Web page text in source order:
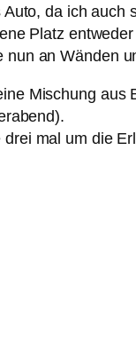
da ich auch
Platz
nun an Wänden
Mischung
mal um die